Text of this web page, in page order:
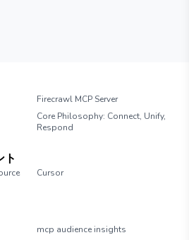
Firecrawl MCP Server
Core Philosophy: Connect, Unify,
Respond
ト
Cursor
mcp audience insights